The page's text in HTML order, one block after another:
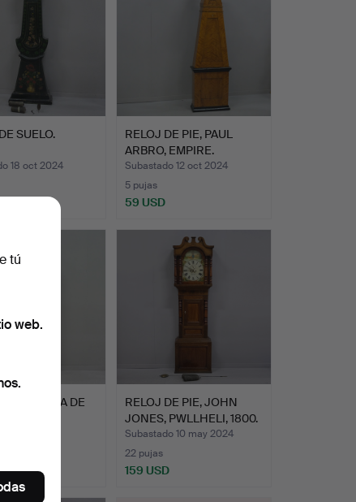
SUELO.
18 oct 2024
RELOJ DE PIE, PAUL
ARBRO, EMPIRE.
Subastado 12 oct 2024
5 pujas
59 USD
PIE, CAJA DE
RELOJ DE PIE, JOHN
JONES, PWLLHELI, 1800.
Subastado 10 may 2024
22 pujas
159 USD
tú
web.